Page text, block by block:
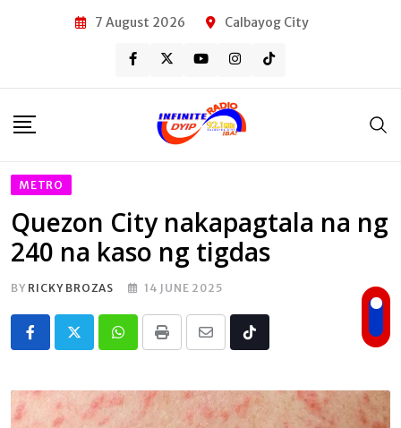
7 August 2026 Calbayog City
METRO
Quezon City nakapagtala na ng
240 na kaso ng tigdas
BY RICKY BROZAS 14 JUNE 2025
Whatsapp
Print
Share
Email
Tiktok